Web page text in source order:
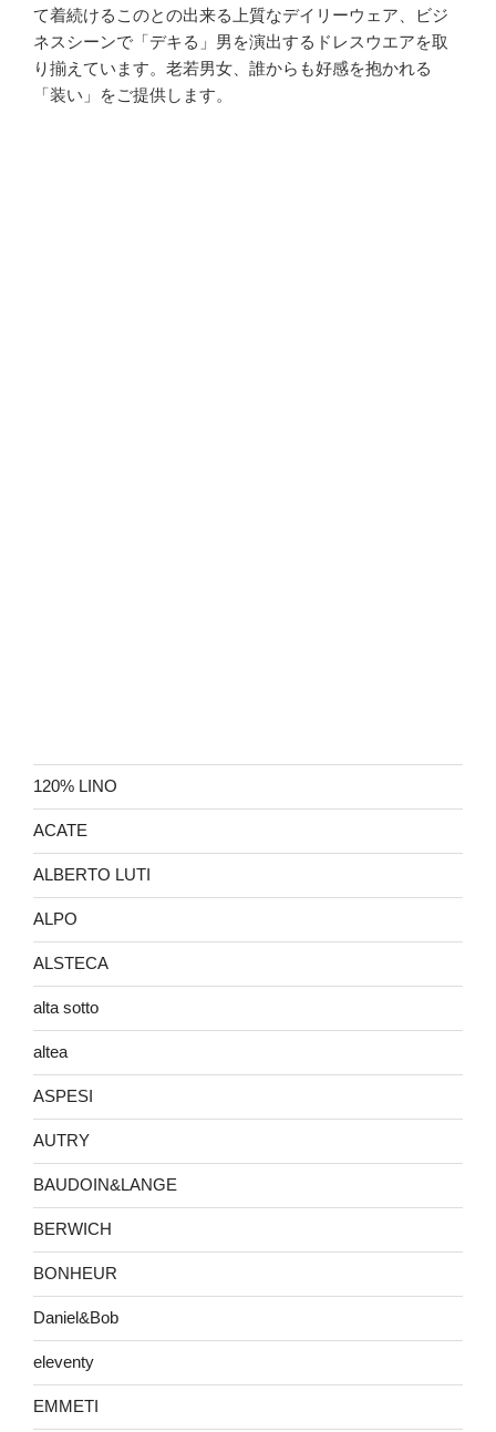
て着続けるこのとの出来る上質なデイリーウェア、ビジ
ネスシーンで「デキる」男を演出するドレスウエアを取
り揃えています。老若男女、誰からも好感を抱かれる
「装い」をご提供します。
120% LINO
ACATE
ALBERTO LUTI
ALPO
ALSTECA
alta sotto
altea
ASPESI
AUTRY
BAUDOIN&LANGE
BERWICH
BONHEUR
Daniel&Bob
eleventy
EMMETI